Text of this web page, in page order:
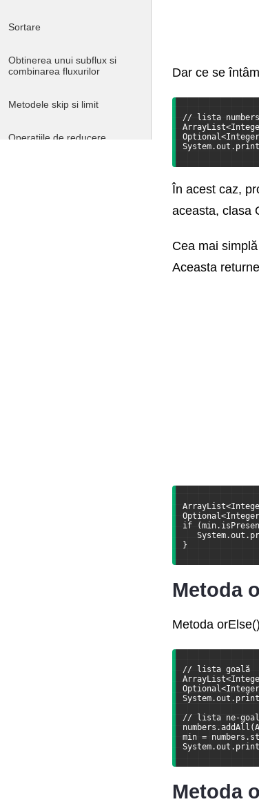
Sortare
Obtinerea unui subflux si
combinarea fluxurilor
Metodele skip si limit
Operatiile de reducere
Dar ce se
// lista
În acest caz,
aceasta, clasa
Cea mai
Aceasta
if
}
Metoda
Metoda
// lista goală
// lista ne-
min =
Metoda